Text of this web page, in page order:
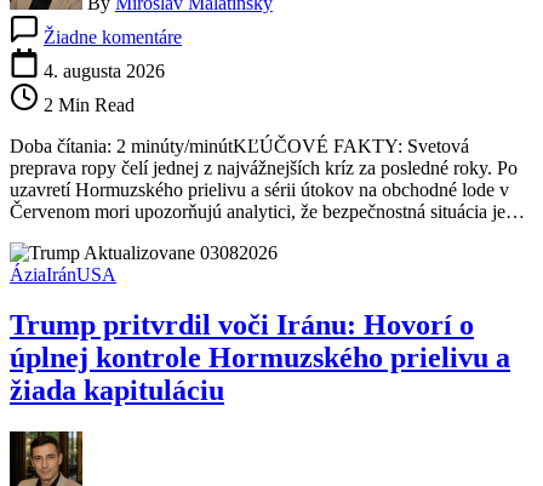
Žiadne komentáreRopný
čelia
najväčšiemu
ohrozeniu
od
začiatku
vojny
4. augusta 2026
2 Min Read
Doba čítania: 2 minúty/minútKĽÚČOVÉ FAKTY: Svetová
preprava ropy čelí jednej z najvážnejších kríz za posledné roky. Po
uzavretí Hormuzského prielivu a sérii útokov na obchodné lode v
Červenom mori upozorňujú analytici, že bezpečnostná situácia je…
ÁziaIránUSA
Trump pritvrdil voči Iránu: Hovorí o
úplnej kontrole Hormuzského prielivu a
žiada kapituláciu